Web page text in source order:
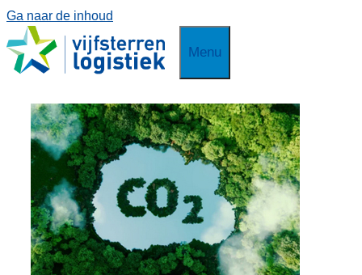
Ga naar de inhoud
Menu